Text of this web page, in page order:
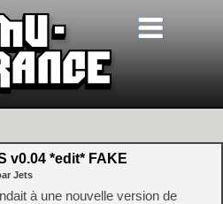
v0.04 *edit* FAKE
Jets
à une nouvelle version de